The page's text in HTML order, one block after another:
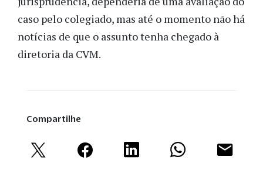
caso pelo colegiado, mas até o momento não há
notícias de que o assunto tenha chegado à
diretoria da CVM.
Compartilhe